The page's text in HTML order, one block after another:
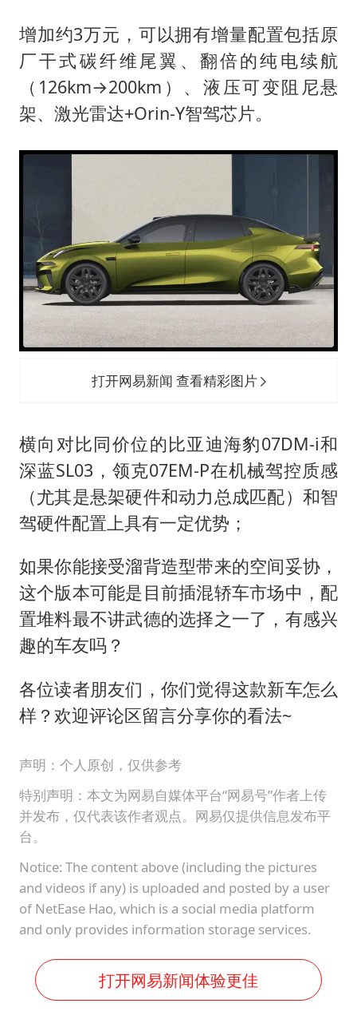
增加约3万元，可以拥有增量配置包括原
厂干式碳纤维尾翼、翻倍的纯电续航
（126km→200km）、液压可变阻尼悬
架、激光雷达+Orin-Y智驾芯片。
打开网易新闻 查看精彩图片
横向对比同价位的比亚迪海豹07DM-i和
深蓝SL03，领克07EM-P在机械驾控质感
（尤其是悬架硬件和动力总成匹配）和智
驾硬件配置上具有一定优势；
如果你能接受溜背造型带来的空间妥协，
这个版本可能是目前插混轿车市场中，配
置堆料最不讲武德的选择之一了，有感兴
趣的车友吗？
各位读者朋友们，你们觉得这款新车怎么
样？欢迎评论区留言分享你的看法~
声明：个人原创，仅供参考
特别声明：本文为网易自媒体平台“网易号”作者上传
并发布，仅代表该作者观点。网易仅提供信息发布平
台。
Notice: The content above (including the pictures
and videos if any) is uploaded and posted by a user
of NetEase Hao, which is a social media platform
and only provides information storage services.
打开网易新闻体验更佳